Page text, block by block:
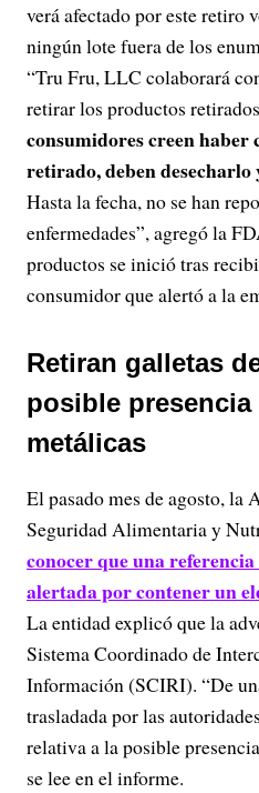
verá afectado por este retiro
ningún lote fuera de los
“Tru Fru, LLC colaborará
retirar los productos
consumidores creen
retirado, deben
Hasta la fecha, no se han
enfermedades”, agregó la
productos se inició tras
consumidor que alertó a la
Retiran galletas
posible
metálicas
El pasado mes de agosto, la
Seguridad Alimentaria y
conocer que una
alertada por contener un
La entidad explicó que la
Sistema Coordinado de
Información (SCIRI). “De
trasladada por las
relativa a la posible
se lee en el informe.